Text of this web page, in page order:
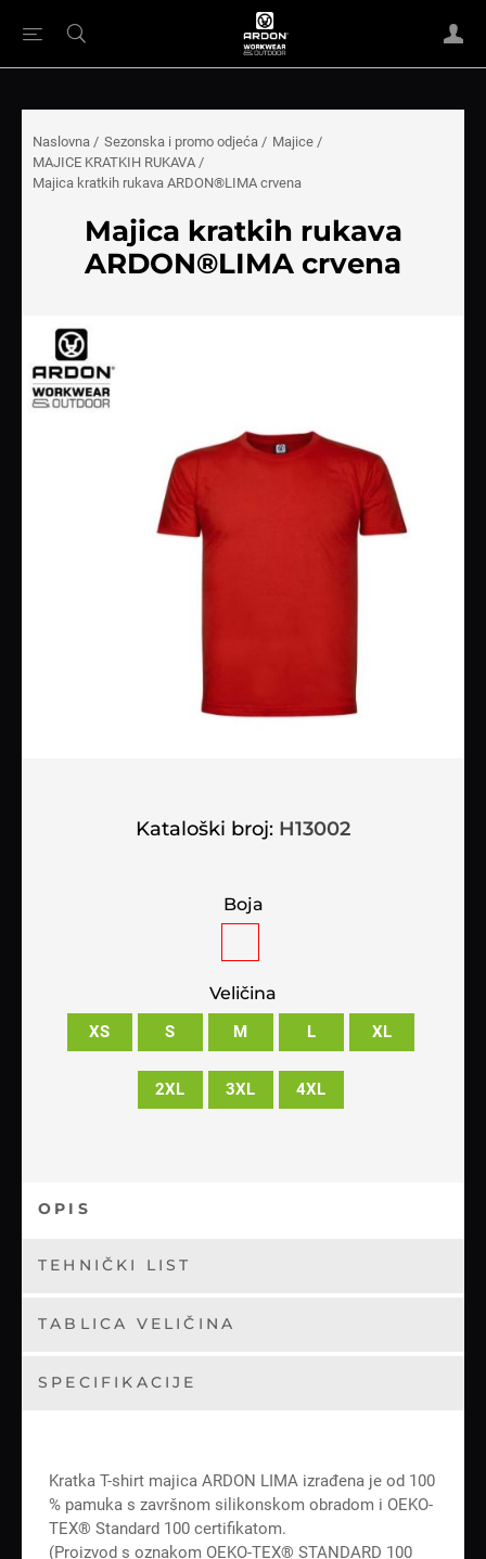
Naslovna / Sezonska i promo odjeća / Majice /
MAJICE KRATKIH RUKAVA /
Majica kratkih rukava ARDON®LIMA crvena
Majica kratkih rukava
ARDON®LIMA crvena
Kataloški broj: H13002
Boja
Veličina
XS S M L XL
2XL 3XL 4XL
OPIS
TEHNIČKI LIST
TABLICA VELIČINA
SPECIFIKACIJE
Kratka T-shirt majica ARDON LIMA izrađena je od 100
% pamuka s završnom silikonskom obradom i OEKO-
TEX® Standard 100 certifikatom.
(Proizvod s oznakom OEKO-TEX® STANDARD 100